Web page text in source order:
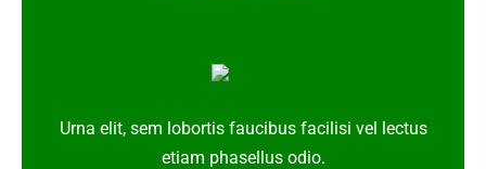
Urna elit, sem lobortis faucibus facilisi vel lectus
etiam phasellus odio.